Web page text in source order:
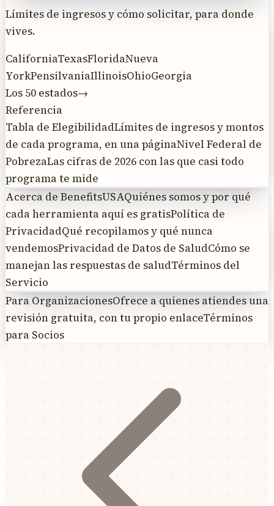
Límites de ingresos y cómo solicitar, para donde
vives.
CaliforniaTexasFloridaNueva
YorkPensilvaniaIllinoisOhioGeorgia
Los 50 estados→
Referencia
Tabla de ElegibilidadLímites de ingresos y montos
de cada programa, en una páginaNivel Federal de
PobrezaLas cifras de 2026 con las que casi todo
programa te mide
Acerca de BenefitsUSAQuiénes somos y por qué
cada herramienta aquí es gratisPolítica de
PrivacidadQué recopilamos y qué nunca
vendemosPrivacidad de Datos de SaludCómo se
manejan las respuestas de saludTérminos del
Servicio
Para OrganizacionesOfrece a quienes atiendes una
revisión gratuita, con tu propio enlaceTérminos
para Socios